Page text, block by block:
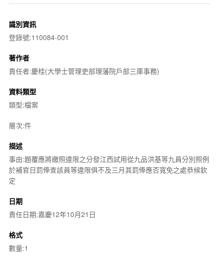
識別資訊
登錄號:110084-001
著作者
責任者:慶桂(大學士管理吏部理藩院戶部三庫事務)
資料類型
類型:檔案
層次:件
描述
事由:題覆應將繳照違限之分發江西試用從九品洪基等九員分別照例
於補官日罰俸查該員等違限俱不及三月其罰俸應否寬免之處恭候欽
定
日期
責任日期:嘉慶12年10月21日
格式
數量:1